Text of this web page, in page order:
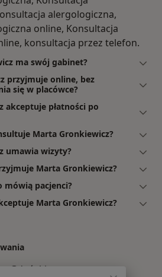
alergologiczna,
online, Konsultacja
konsultacja przez telefon.
ma swój gabinet?
przyjmuje online, bez
się w placówce?
akceptuje płatności po
Marta Gronkiewicz?
umawia wizyty?
Marta Gronkiewicz?
mówią pacjenci?
Marta Gronkiewicz?
Gdańskiego